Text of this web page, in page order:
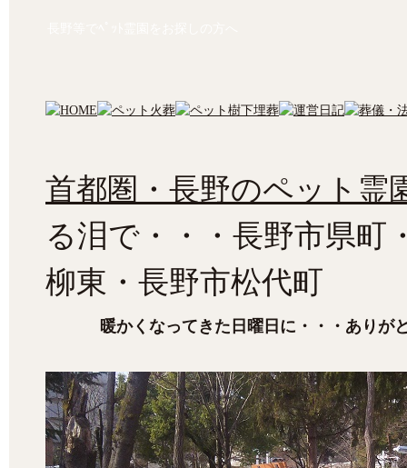
首都圏・長野のペット霊
る泪で・・・長野市県町
柳東・長野市松代町
暖かくなってきた日曜日に・・・ありが